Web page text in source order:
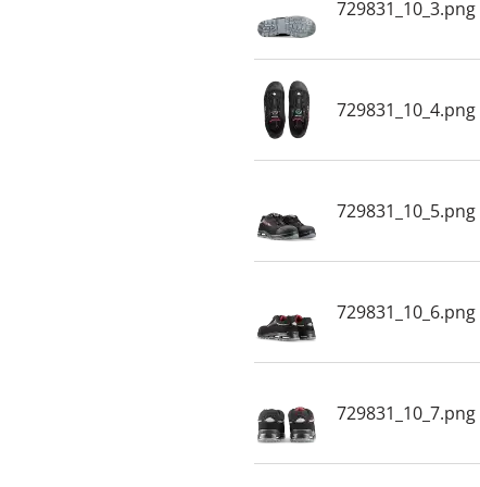
729831_10_3.png
729831_10_4.png
729831_10_5.png
729831_10_6.png
729831_10_7.png